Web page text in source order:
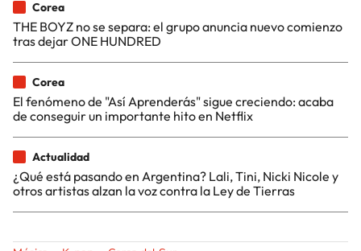
Corea
THE BOYZ no se separa: el grupo anuncia nuevo comienzo
tras dejar ONE HUNDRED
Corea
El fenómeno de "Así Aprenderás" sigue creciendo: acaba
de conseguir un importante hito en Netflix
Actualidad
¿Qué está pasando en Argentina? Lali, Tini, Nicki Nicole y
otros artistas alzan la voz contra la Ley de Tierras